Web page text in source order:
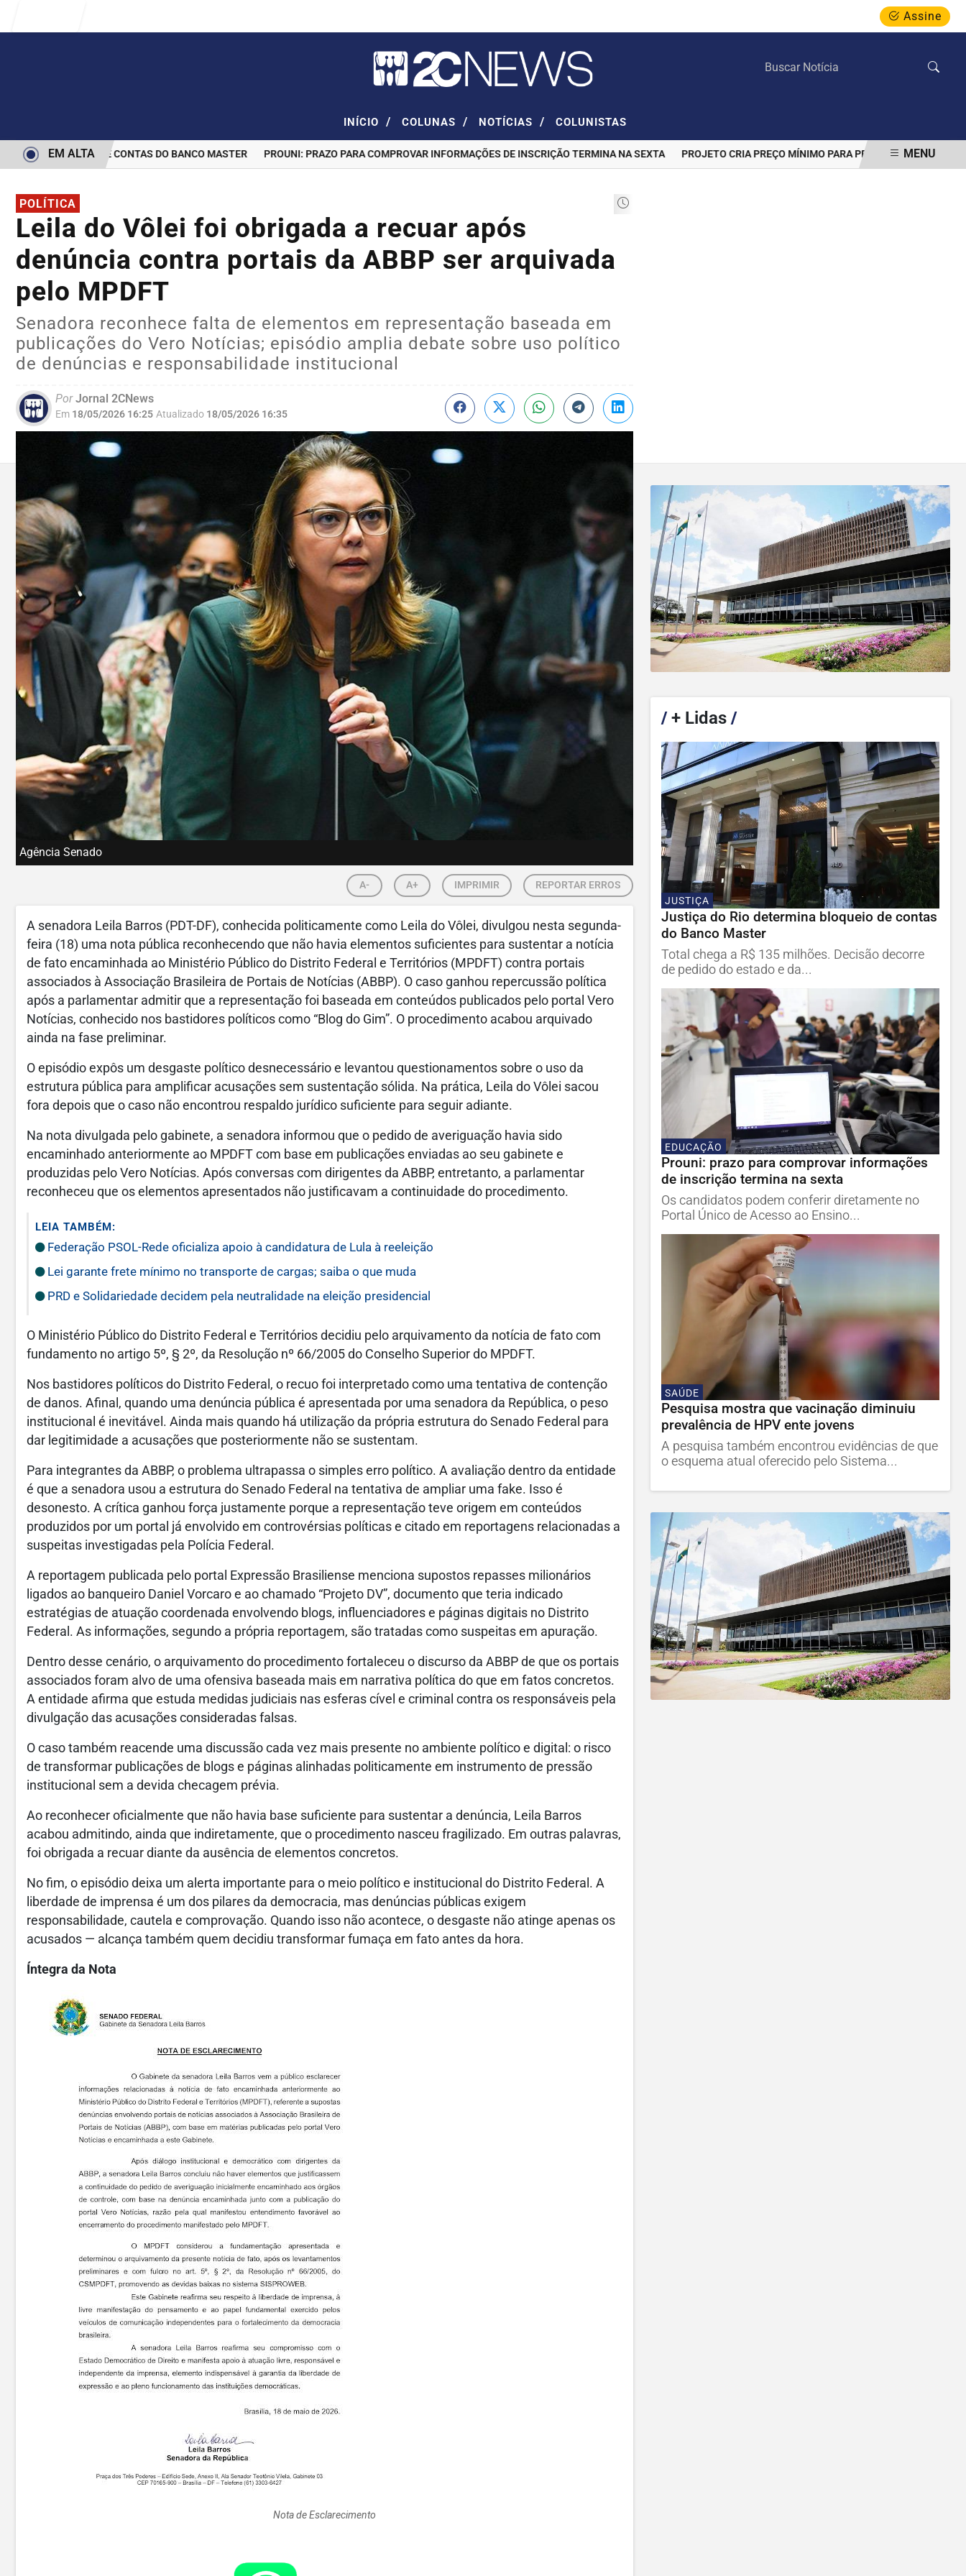
Assine
INÍCIO / COLUNAS / NOTÍCIAS / COLUNISTAS
BLOQUEIO DE CONTAS DO BANCO MASTER PROUNI: PRAZO PARA COMPROVAR INFORMAÇÕES DE INSCRIÇÃO TERMINA NA SEXTA PROJETO CRIA PREÇO MÍNIMO PARA PROTEGER PRODUTORES
EM ALTA MENU
POLÍTICA
Leila do Vôlei foi obrigada a recuar após
denúncia contra portais da ABBP ser arquivada
pelo MPDFT
Senadora reconhece falta de elementos em representação baseada em
publicações do Vero Notícias; episódio amplia debate sobre uso político
de denúncias e responsabilidade institucional
PorJornal 2CNews
Em 18/05/2026 16:25 Atualizado 18/05/2026 16:35
Agência Senado
A- A+ IMPRIMIR REPORTAR ERROS
A senadora Leila Barros (PDT-DF), conhecida politicamente como Leila do Vôlei, divulgou nesta segunda-
feira (18) uma nota pública reconhecendo que não havia elementos suficientes para sustentar a notícia
de fato encaminhada ao Ministério Público do Distrito Federal e Territórios (MPDFT) contra portais
associados à Associação Brasileira de Portais de Notícias (ABBP). O caso ganhou repercussão política
após a parlamentar admitir que a representação foi baseada em conteúdos publicados pelo portal Vero
Notícias, conhecido nos bastidores políticos como “Blog do Gim”. O procedimento acabou arquivado
ainda na fase preliminar.
O episódio expôs um desgaste político desnecessário e levantou questionamentos sobre o uso da
estrutura pública para amplificar acusações sem sustentação sólida. Na prática, Leila do Vôlei sacou
fora depois que o caso não encontrou respaldo jurídico suficiente para seguir adiante.
Na nota divulgada pelo gabinete, a senadora informou que o pedido de averiguação havia sido
encaminhado anteriormente ao MPDFT com base em publicações enviadas ao seu gabinete e
produzidas pelo Vero Notícias. Após conversas com dirigentes da ABBP, entretanto, a parlamentar
reconheceu que os elementos apresentados não justificavam a continuidade do procedimento.
LEIA TAMBÉM:
Federação PSOL-Rede oficializa apoio à candidatura de Lula à reeleição
Lei garante frete mínimo no transporte de cargas; saiba o que muda
PRD e Solidariedade decidem pela neutralidade na eleição presidencial
O Ministério Público do Distrito Federal e Territórios decidiu pelo arquivamento da notícia de fato com
fundamento no artigo 5º, § 2º, da Resolução nº 66/2005 do Conselho Superior do MPDFT.
Nos bastidores políticos do Distrito Federal, o recuo foi interpretado como uma tentativa de contenção
de danos. Afinal, quando uma denúncia pública é apresentada por uma senadora da República, o peso
institucional é inevitável. Ainda mais quando há utilização da própria estrutura do Senado Federal para
dar legitimidade a acusações que posteriormente não se sustentam.
Para integrantes da ABBP, o problema ultrapassa o simples erro político. A avaliação dentro da entidade
é que a senadora usou a estrutura do Senado Federal na tentativa de ampliar uma fake. Isso é
desonesto. A crítica ganhou força justamente porque a representação teve origem em conteúdos
produzidos por um portal já envolvido em controvérsias políticas e citado em reportagens relacionadas a
suspeitas investigadas pela Polícia Federal.
A reportagem publicada pelo portal Expressão Brasiliense menciona supostos repasses milionários
ligados ao banqueiro Daniel Vorcaro e ao chamado “Projeto DV”, documento que teria indicado
estratégias de atuação coordenada envolvendo blogs, influenciadores e páginas digitais no Distrito
Federal. As informações, segundo a própria reportagem, são tratadas como suspeitas em apuração.
Dentro desse cenário, o arquivamento do procedimento fortaleceu o discurso da ABBP de que os portais
associados foram alvo de uma ofensiva baseada mais em narrativa política do que em fatos concretos.
A entidade afirma que estuda medidas judiciais nas esferas cível e criminal contra os responsáveis pela
divulgação das acusações consideradas falsas.
O caso também reacende uma discussão cada vez mais presente no ambiente político e digital: o risco
de transformar publicações de blogs e páginas alinhadas politicamente em instrumento de pressão
institucional sem a devida checagem prévia.
Ao reconhecer oficialmente que não havia base suficiente para sustentar a denúncia, Leila Barros
acabou admitindo, ainda que indiretamente, que o procedimento nasceu fragilizado. Em outras palavras,
foi obrigada a recuar diante da ausência de elementos concretos.
No fim, o episódio deixa um alerta importante para o meio político e institucional do Distrito Federal. A
liberdade de imprensa é um dos pilares da democracia, mas denúncias públicas exigem
responsabilidade, cautela e comprovação. Quando isso não acontece, o desgaste não atinge apenas os
acusados — alcança também quem decidiu transformar fumaça em fato antes da hora.
Íntegra da Nota
Nota de Esclarecimento
/+ Lidas /
JUSTIÇA
Justiça do Rio determina bloqueio de contas
do Banco Master
Total chega a R$ 135 milhões. Decisão decorre
de pedido do estado e da...
EDUCAÇÃO
Prouni: prazo para comprovar informações
de inscrição termina na sexta
Os candidatos podem conferir diretamente no
Portal Único de Acesso ao Ensino...
SAÚDE
Pesquisa mostra que vacinação diminuiu
prevalência de HPV ente jovens
A pesquisa também encontrou evidências de que
o esquema atual oferecido pelo Sistema...